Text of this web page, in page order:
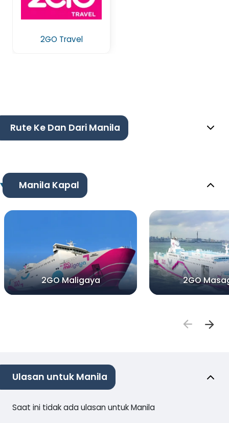
2GO Travel
Rute Ke Dan Dari Manila
Manila Kapal
2GO Maligaya 2GO
Ulasan untuk Manila
Saat ini tidak ada ulasan untuk Manila